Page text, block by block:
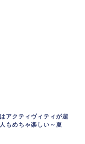
アクティヴィティが超
もめちゃ楽しい～夏